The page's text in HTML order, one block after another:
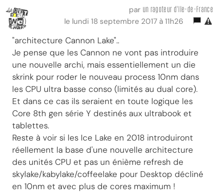
par un ragoteur d'Ile-de-France
le lundi 18 septembre 2017 à 11h26
"architecture Cannon Lake"..
Je pense que les Cannon ne vont pas introduire
une nouvelle archi, mais essentiellement un die
skrink pour roder le nouveau process 10nm dans
les CPU ultra basse conso (limités au dual core).
Et dans ce cas ils seraient en toute logique les
Core 8th gen série Y destinés aux ultrabook et
tablettes.
Reste à voir si les Ice Lake en 2018 introduiront
réellement la base d'une nouvelle architecture
des unités CPU et pas un énième refresh de
skylake/kabylake/coffeelake pour Desktop décliné
en 10nm et avec plus de cores maximum !